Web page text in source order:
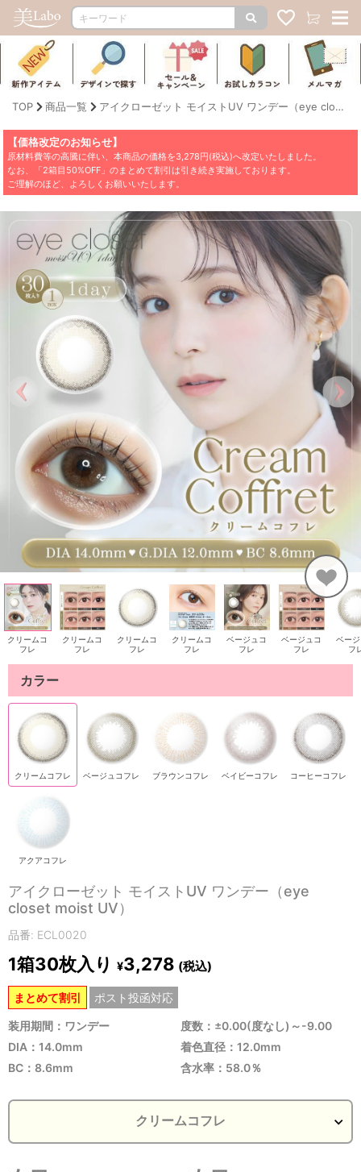
TOP 商品一覧 アイクローゼット モイストUV ワンデー（eye closet moist UV）
【価格改定のお知らせ】
原材料費等の高騰に伴い、本商品の価格を3,278円(税込)へ改定いたしました。
なお、「2箱目50%OFF」のまとめて割引は引き続き実施しております。
ご理解のほど、よろしくお願いいたします。
クリームコ
フレ
クリームコ
フレ
クリームコ
フレ
クリームコ
フレ
ベージュコ
フレ
ベージュコ
フレ
ベー
フ
カラー
クリームコフレ ベージュコフレ ブラウンコフレ ベイビーコフレ コーヒーコフレ
アクアコフレ
アイクローゼット モイストUV ワンデー（eye
closet moist UV）
品番: ECL0020
1箱30枚入り ¥3,278 (税込)
まとめて割引 ポスト投函対応
装用期間：ワンデー
度数：±0.00(度なし)～-9.00
DIA：14.0mm
着色直径：12.0mm
BC：8.6mm
含水率：58.0％